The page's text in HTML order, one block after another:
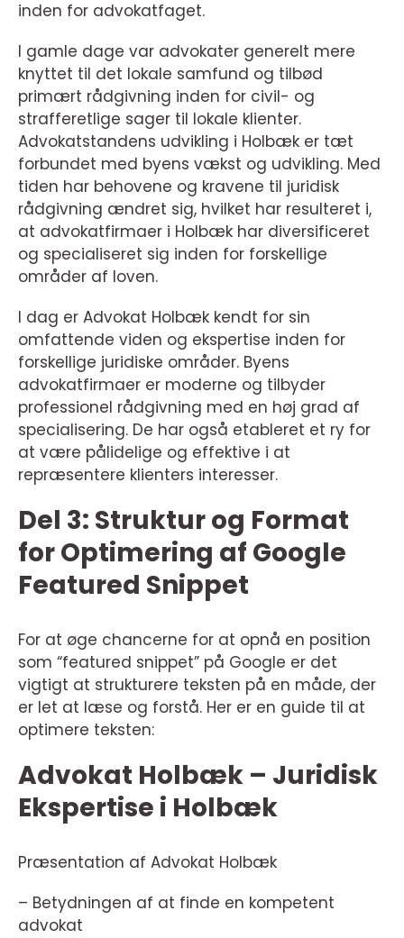
inden for advokatfaget.
I gamle dage var advokater generelt mere
knyttet til det lokale samfund og tilbød
primært rådgivning inden for civil- og
strafferetlige sager til lokale klienter.
Advokatstandens udvikling i Holbæk er tæt
forbundet med byens vækst og udvikling. Med
tiden har behovene og kravene til juridisk
rådgivning ændret sig, hvilket har resulteret i,
at advokatfirmaer i Holbæk har diversificeret
og specialiseret sig inden for forskellige
områder af loven.
I dag er Advokat Holbæk kendt for sin
omfattende viden og ekspertise inden for
forskellige juridiske områder. Byens
advokatfirmaer er moderne og tilbyder
professionel rådgivning med en høj grad af
specialisering. De har også etableret et ry for
at være pålidelige og effektive i at
repræsentere klienters interesser.
Del 3: Struktur og Format
for Optimering af Google
Featured Snippet
For at øge chancerne for at opnå en position
som “featured snippet” på Google er det
vigtigt at strukturere teksten på en måde, der
er let at læse og forstå. Her er en guide til at
optimere teksten:
Advokat Holbæk – Juridisk
Ekspertise i Holbæk
Præsentation af Advokat Holbæk
– Betydningen af at finde en kompetent
advokat